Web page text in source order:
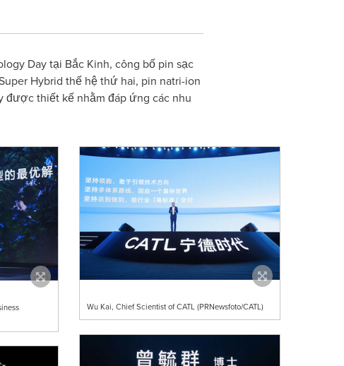
Day tại Bắc Kinh, công bố pin sạc
Hybrid thế hệ thứ hai, pin natri-ion
được thiết kế nhằm đáp ứng các nhu
Wu Kai, Chief Scientist of CATL (PRNewsfoto/CATL)